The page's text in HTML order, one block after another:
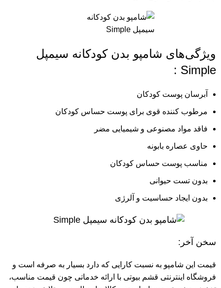
ویژگی‎‌های شامپو بدن کودکانه سیمپل
Simple :
آبرسان پوست کودکان
مرطوب کننده قوی برای پوست حساس کودکان
فاقد مواد مصنوعی و شیمیایی مضر
حاوی عصاره بابونه
مناسب پوست حساس کودکان
بدون تست حیوانی
بدون ایجاد حساسیت و آلرژی
سخن آخر:
قیمت این شامپو به نسبت کارایی که دارد بسیار به صرفه است و
فروشگاه اینترنتی قشم بیوتی با ارائه خدماتی چون قیمت مناسب،